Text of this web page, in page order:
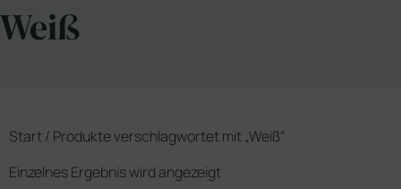
Weiß
Start/ Produkte verschlagwortet mit „Weiß“
Einzelnes Ergebnis wird angezeigt